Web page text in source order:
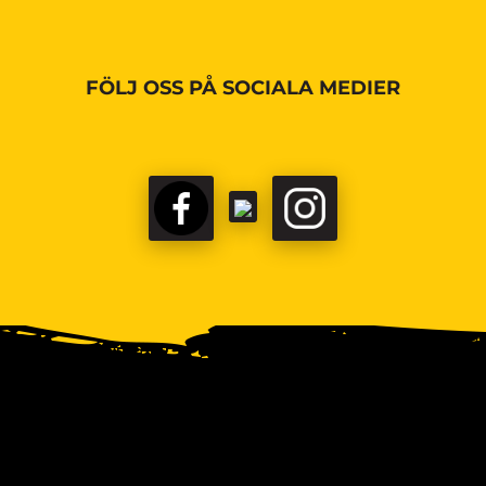
FÖLJ OSS PÅ SOCIALA MEDIER